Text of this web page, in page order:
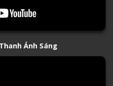
Ánh Sáng